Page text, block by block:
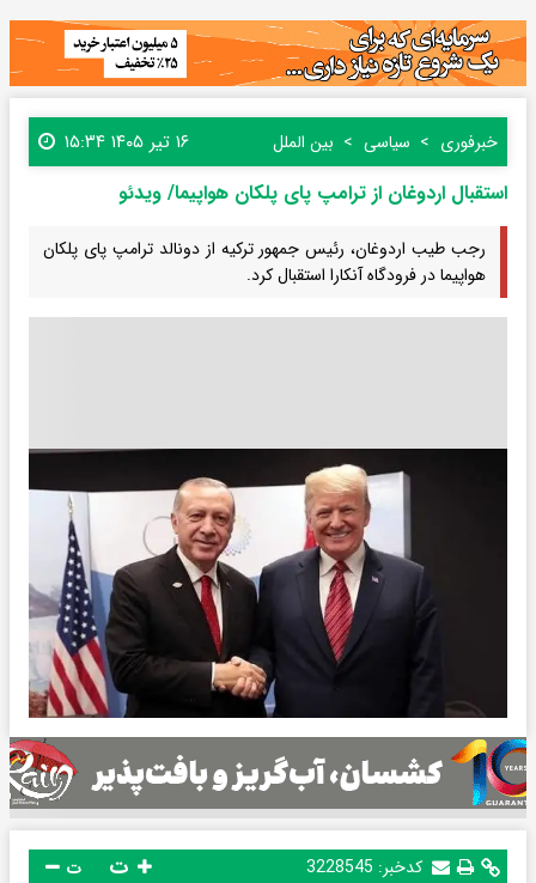
خبرفوری سیاسی بین الملل ۱۶ تیر ۱۴۰۵ ۱۵:۳۴
استقبال اردوغان از ترامپ پای پلکان هواپیما/ ویدئو
رجب طیب اردوغان، رئیس جمهور ترکیه از دونالد ترامپ پای پلکان
هواپیما در فرودگاه آنکارا استقبال کرد.
کدخبر: 3228545 ت